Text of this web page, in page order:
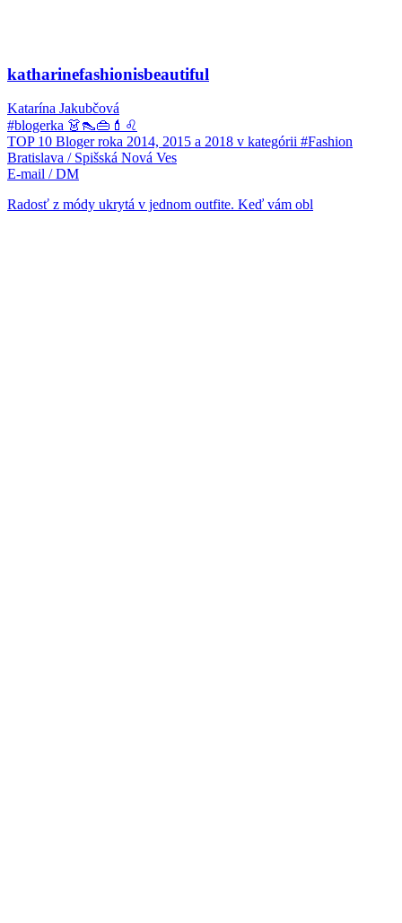
katharinefashionisbeautiful
Katarína Jakubčová
#blogerka 👗👠👜💄♌
TOP 10 Bloger roka 2014, 2015 a 2018 v kategórii #Fashion
Bratislava / Spišská Nová Ves
E-mail / DM
Radosť z módy ukrytá v jednom outfite. Keď vám obl